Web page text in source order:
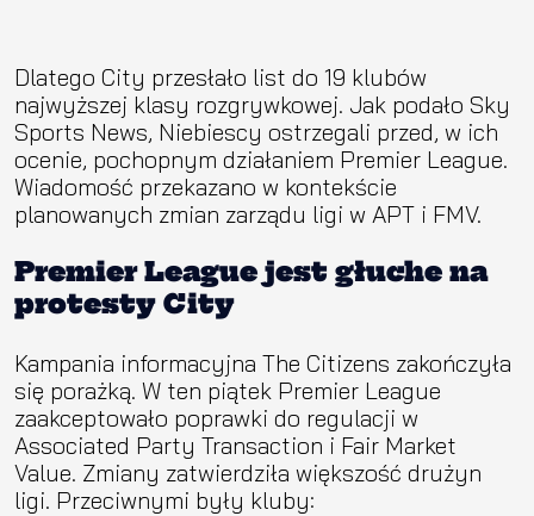
Dlatego City przesłało list do 19 klubów
najwyższej klasy rozgrywkowej. Jak podało Sky
Sports News, Niebiescy ostrzegali przed, w ich
ocenie, pochopnym działaniem Premier League.
Wiadomość przekazano w kontekście
planowanych zmian zarządu ligi w APT i FMV.
Premier League jest głuche na
protesty City
Kampania informacyjna The Citizens zakończyła
się porażką. W ten piątek Premier League
zaakceptowało poprawki do regulacji w
Associated Party Transaction i Fair Market
Value. Zmiany zatwierdziła większość drużyn
ligi. Przeciwnymi były kluby: